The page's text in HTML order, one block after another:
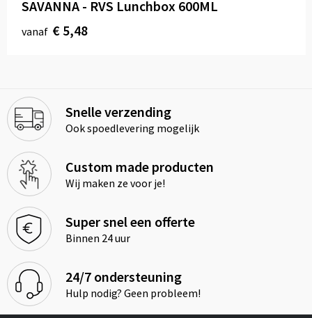
SAVANNA - RVS Lunchbox 600ML
vanaf € 5,48
Snelle verzending
Ook spoedlevering mogelijk
Custom made producten
Wij maken ze voor je!
Super snel een offerte
Binnen 24 uur
24/7 ondersteuning
Hulp nodig? Geen probleem!